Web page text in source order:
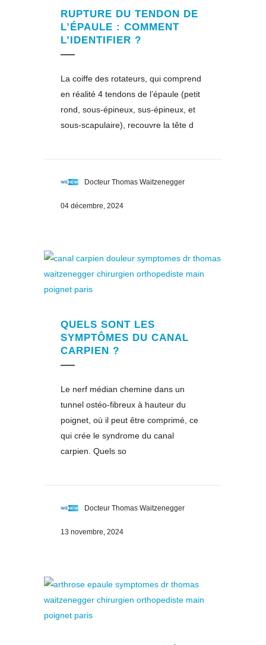
RUPTURE DU TENDON DE
L’ÉPAULE : COMMENT
L’IDENTIFIER ?
La coiffe des rotateurs, qui comprend
en réalité 4 tendons de l’épaule (petit
rond, sous-épineux, sus-épineux, et
sous-scapulaire), recouvre la tête d
Docteur Thomas Waitzenegger
04 décembre, 2024
QUELS SONT LES
SYMPTÔMES DU CANAL
CARPIEN ?
Le nerf médian chemine dans un
tunnel ostéo-fibreux à hauteur du
poignet, où il peut être comprimé, ce
qui crée le syndrome du canal
carpien. Quels so
Docteur Thomas Waitzenegger
13 novembre, 2024